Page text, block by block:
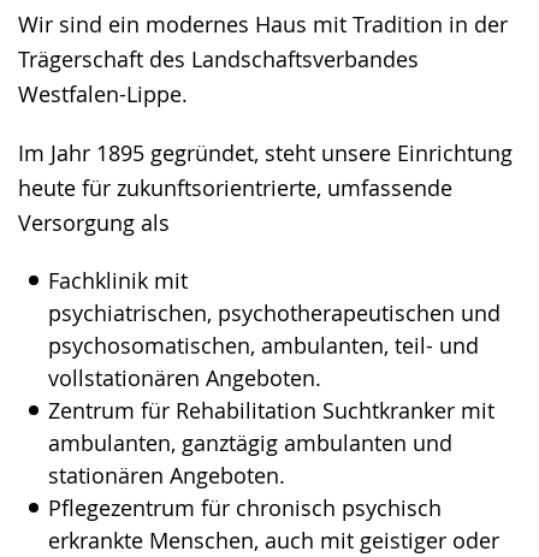
Wir sind ein modernes Haus mit Tradition in der
Trägerschaft des Landschaftsverbandes
Westfalen-Lippe.
Im Jahr 1895 gegründet, steht unsere Einrichtung
heute für zukunftsorientrierte, umfassende
Versorgung als
Fachklinik mit
psychiatrischen, psychotherapeutischen und
psychosomatischen, ambulanten, teil- und
vollstationären Angeboten.
Zentrum für Rehabilitation Suchtkranker mit
ambulanten, ganztägig ambulanten und
stationären Angeboten.
Pflegezentrum für chronisch psychisch
erkrankte Menschen, auch mit geistiger oder
angezeigt.